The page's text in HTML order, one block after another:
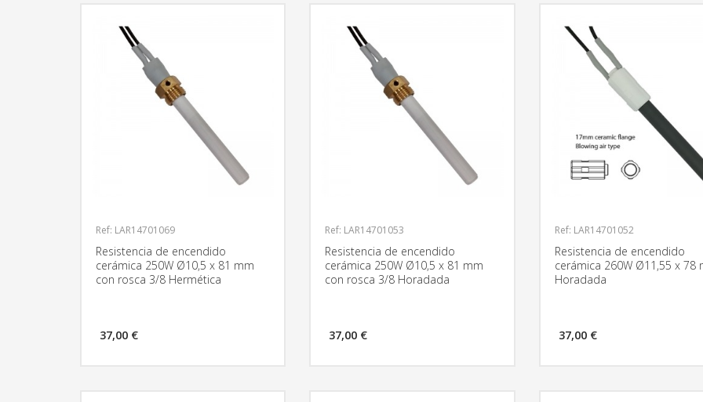
Ref: LAR14701069
Resistencia de encendido
cerámica 250W Ø10,5 x 81 mm
con rosca 3/8 Hermética
37,00 €
Ref: LAR14701053
Resistencia de encendido
cerámica 250W Ø10,5 x 81 mm
con rosca 3/8 Horadada
37,00 €
Ref: LAR14701052
Resistencia de encendido
cerámica 260W Ø11,55 x 78
Horadada
37,00 €